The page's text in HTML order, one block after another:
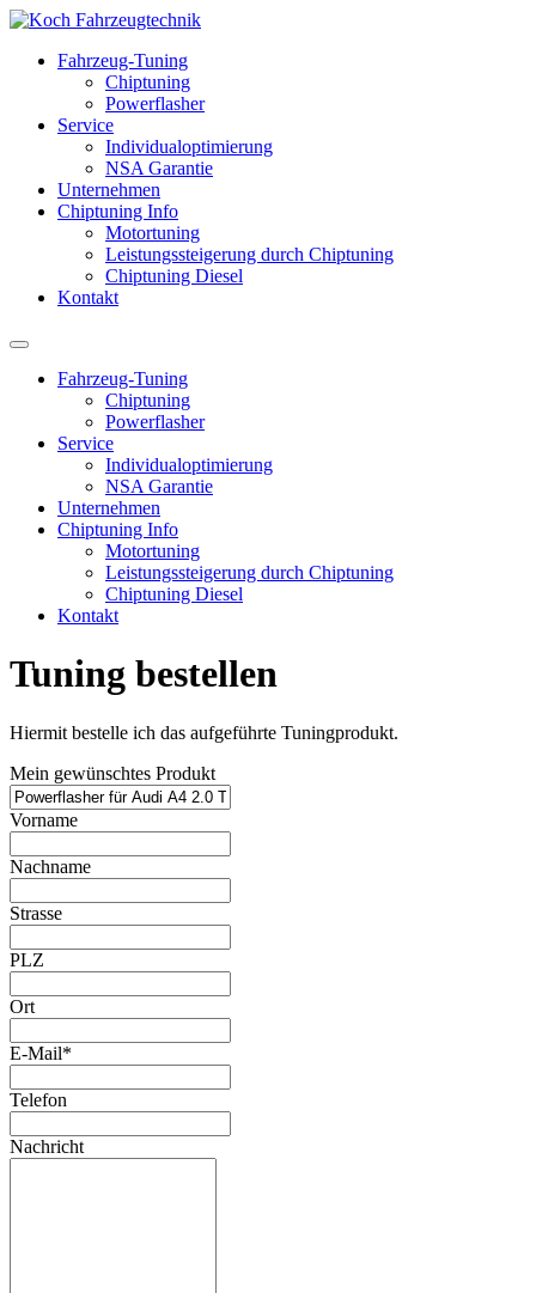
Fahrzeug-Tuning
Chiptuning
Powerflasher
Service
Individualoptimierung
NSA Garantie
Unternehmen
Chiptuning Info
Motortuning
Leistungssteigerung durch Chiptuning
Chiptuning Diesel
Kontakt
Fahrzeug-Tuning
Chiptuning
Powerflasher
Service
Individualoptimierung
NSA Garantie
Unternehmen
Chiptuning Info
Motortuning
Leistungssteigerung durch Chiptuning
Chiptuning Diesel
Kontakt
Tuning bestellen
Hiermit bestelle ich das aufgeführte Tuningprodukt.
Mein gewünschtes Produkt
Vorname
Nachname
Strasse
PLZ
Ort
E-Mail*
Telefon
Nachricht